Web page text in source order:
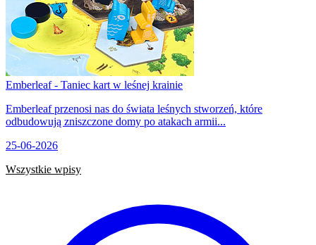
Emberleaf - Taniec kart w leśnej krainie
Emberleaf przenosi nas do świata leśnych stworzeń, które
odbudowują zniszczone domy po atakach armii...
25-06-2026
Wszystkie wpisy